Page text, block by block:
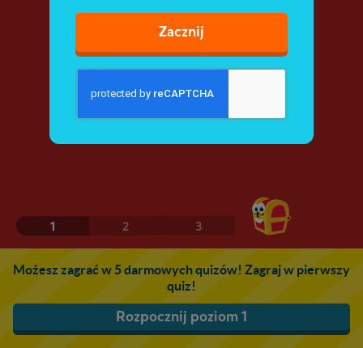
1 2 3
Możesz zagrać w 5 darmowych quizów! Zagraj w pierwszy
quiz!
Rozpocznij poziom 1
Zacznij